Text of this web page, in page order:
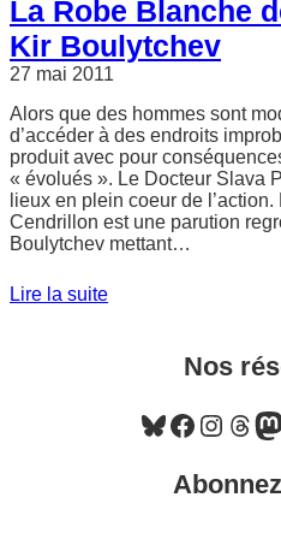
La Robe Blanche
Kir Boulytchev
27 mai 2011
Alors que des hommes sont
d’accéder à des endroits
produit avec pour
« évolués ». Le Docteur Slava
lieux en plein coeur de
Cendrillon est une parution
Boulytchev mettant…
Lire la suite
Nos
Bluesky Facebook Instagram Threads Mastodon